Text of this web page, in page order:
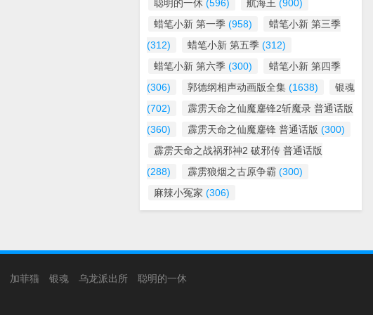
聪明的一休 (596) 航海王 (900)
蜡笔小新 第一季 (958)
蜡笔小新 第三季
(312)
蜡笔小新 第五季 (312)
蜡笔小新 第六季 (300)
蜡笔小新 第四季
(306)
郭德纲相声动画版全集 (1638)
银魂
(702)
霹雳天命之仙魔鏖锋2斩魔录 普通话版
(360)
霹雳天命之仙魔鏖锋 普通话版 (300)
霹雳天命之战祸邪神2 破邪传 普通话版
(288)
霹雳狼烟之古原争霸 (300)
麻辣小冤家 (306)
加菲猫 银魂 乌龙派出所 聪明的一休